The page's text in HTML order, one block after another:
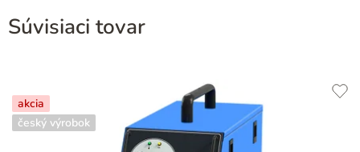
Súvisiaci tovar
akcia
český výrobok